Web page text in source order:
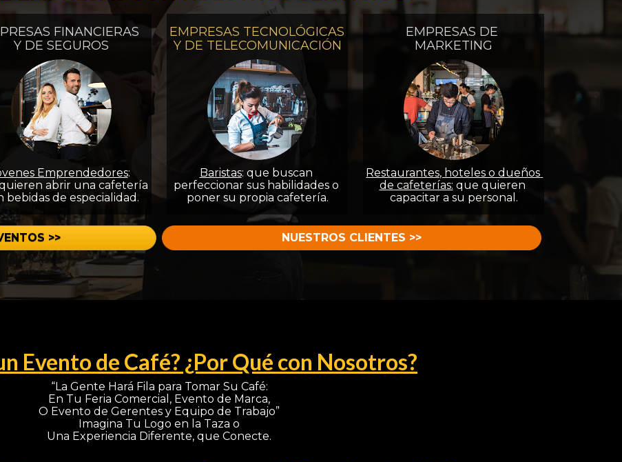
FINANCIERAS
Y DE SEGUROS
Emprendedores:
abrir una cafetería
bebidas de especialidad.
EMPRESAS TECNOLÓGICAS
Y DE TELECOMUNICACIÓN
Baristas: que buscan
perfeccionar sus habilidades o
poner su propia cafetería.
EMPRESAS DE
MARKETING
Restaurantes, hoteles o dueños
de cafeterías: que quieren
capacitar a su personal.
>> NUESTROS CLIENTES >>
Evento de Café? ¿Por Qué con Nosotros?
“La Gente Hará Fila para Tomar Su Café:
En Tu Feria Comercial, Evento de Marca,
O Evento de Gerentes y Equipo de Trabajo”
Imagina Tu Logo en la Taza o
Una Experiencia Diferente, que Conecte.